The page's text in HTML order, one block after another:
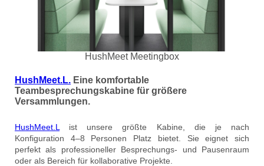
HushMeet Meetingbox
HushMeet.L. Eine komfortable
Teambesprechungskabine für größere
Versammlungen.
HushMeet.L
ist unsere größte Kabine, die je nach
Konfiguration 4–8 Personen Platz bietet. Sie eignet sich
perfekt als professioneller Besprechungs- und Pausenraum
oder als Bereich für kollaborative Projekte.